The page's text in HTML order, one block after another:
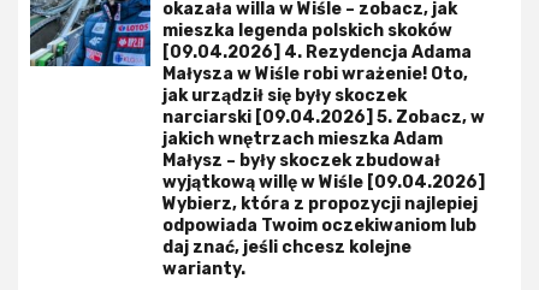
okazała willa w Wiśle – zobacz, jak
mieszka legenda polskich skoków
[09.04.2026] 4. Rezydencja Adama
Małysza w Wiśle robi wrażenie! Oto,
jak urządził się były skoczek
narciarski [09.04.2026] 5. Zobacz, w
jakich wnętrzach mieszka Adam
Małysz – były skoczek zbudował
wyjątkową willę w Wiśle [09.04.2026]
Wybierz, która z propozycji najlepiej
odpowiada Twoim oczekiwaniom lub
daj znać, jeśli chcesz kolejne
warianty.